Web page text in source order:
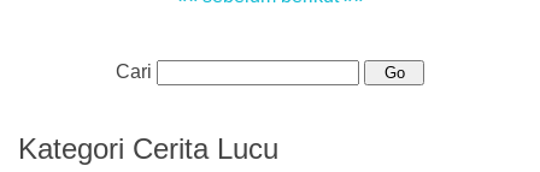
Cari
Kategori Cerita Lucu